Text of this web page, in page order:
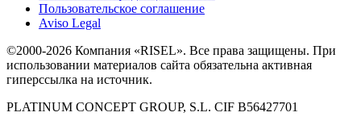
Пользовательское соглашение
Aviso Legal
©2000-2026 Компания «RISEL». Все права защищены. При
использовании материалов сайта обязательна активная
гиперссылка на источник.
PLATINUM CONCEPT GROUP, S.L. CIF B56427701